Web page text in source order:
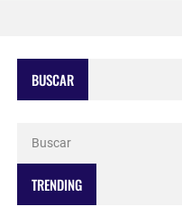
BUSCAR
TRENDING